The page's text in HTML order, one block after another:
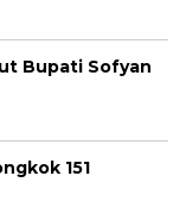
Bupati Sofyan
151